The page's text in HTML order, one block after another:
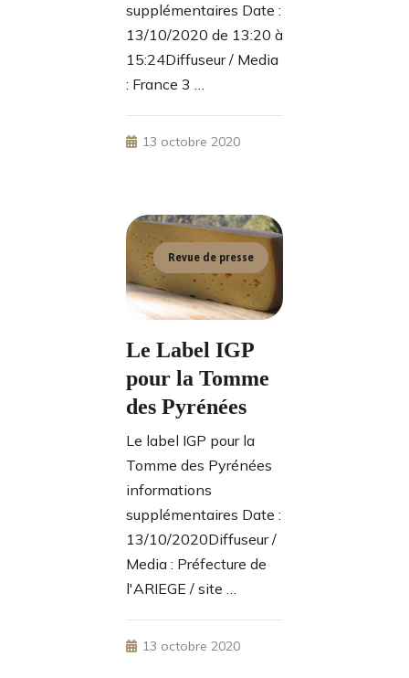
supplémentaires Date :
13/10/2020 de 13:20 à
15:24Diffuseur / Media
: France 3 …
13 octobre 2020
Revue de presse
Le Label IGP
pour la Tomme
des Pyrénées
Le label IGP pour la
Tomme des Pyrénées
informations
supplémentaires Date :
13/10/2020Diffuseur /
Media : Préfecture de
l'ARIEGE / site …
13 octobre 2020